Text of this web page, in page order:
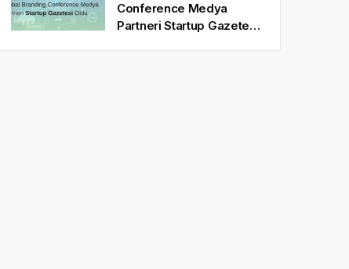
Conference Medya
Partneri Startup Gazetesi